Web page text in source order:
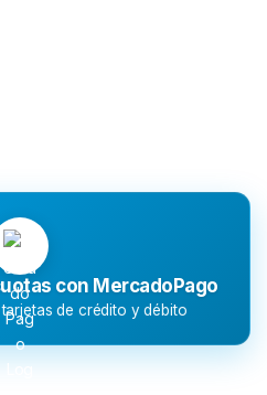
con MercadoPago
de crédito y débito